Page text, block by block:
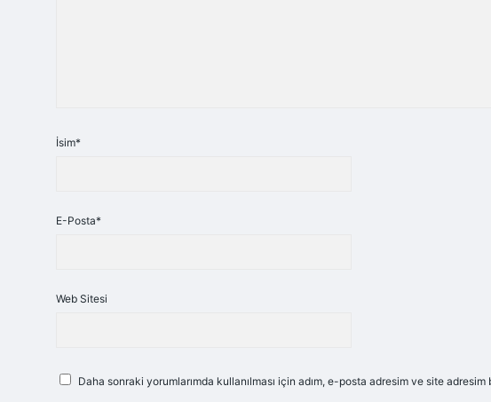
İsim*
E-Posta*
Web Sitesi
Daha sonraki yorumlarımda kullanılması için adım, e-posta adresim ve site adresim